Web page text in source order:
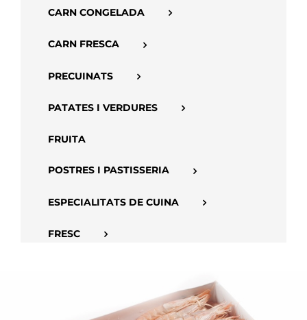
CARN CONGELADA
CARN FRESCA
PRECUINATS
PATATES I VERDURES
FRUITA
POSTRES I PASTISSERIA
ESPECIALITATS DE CUINA
FRESC